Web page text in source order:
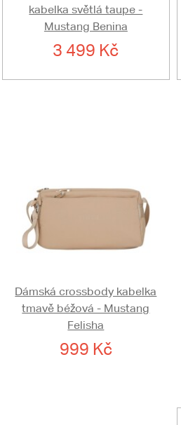
kabelka světlá taupe -
Mustang Benina
3 499 Kč
Dámská crossbody kabelka
tmavě béžová - Mustang
Felisha
999 Kč